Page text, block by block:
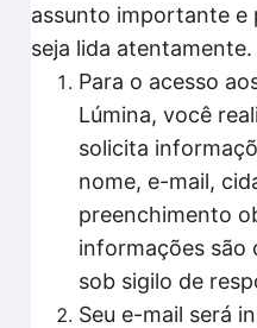
assunto importante e
seja lida atentamente.
Para o acesso
Lúmina, você
solicita
nome, e-mail,
preenchimento
informações são
sob sigilo de
Seu e-mail será